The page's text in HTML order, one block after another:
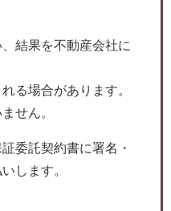
結果を不動産会社に
る場合があります。
せん。
委託契約書に署名・
します。